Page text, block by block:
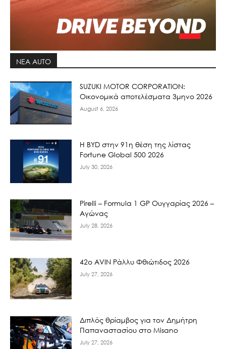
ΝΕΑ AUTO
SUZUKI MOTOR CORPORATION:
Οικονομικά αποτελέσματα 3μηνο 2026
August 6, 2026
Η BYD στην 91η θέση της λίστας
Fortune Global 500 2026
July 30, 2026
Pirelli – Formula 1 GP Ουγγαρίας 2026 –
Αγώνας
July 28, 2026
42ο AVIN Ράλλυ Φθιώτιδος 2026
July 27, 2026
Διπλός θρίαμβος για τον Δημήτρη
Παπαναστασίου στο Misano
July 27, 2026